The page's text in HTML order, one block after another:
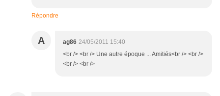
Répondre
A ag86 24/05/2011 15:40
<br /> <br /> Une autre époque ... Amitiés<br /> <br />
<br /> <br />